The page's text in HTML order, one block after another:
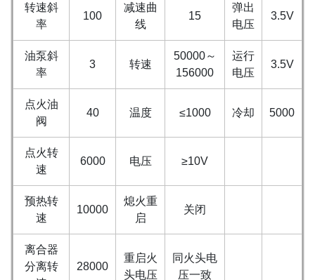
转速斜
率
100
减速曲
线
15
弹出
电压
3.5V
油泵斜
率
3 转速
50000～
156000
运行
电压
3.5V
点火油
阀
40 温度 ≤1000 冷却 5000
点火转
速
6000 电压 ≥10V
预热转
速
10000
熄火重
启
关闭
离合器
分离转
28000
重启火
头电压
同火头电
压一致